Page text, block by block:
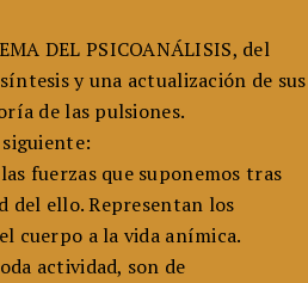
DEL PSICOANÁLISIS, del
y una actualización de sus
de las pulsiones.
fuerzas que suponemos tras
del ello. Representan los
cuerpo a la vida anímica.
actividad, son de